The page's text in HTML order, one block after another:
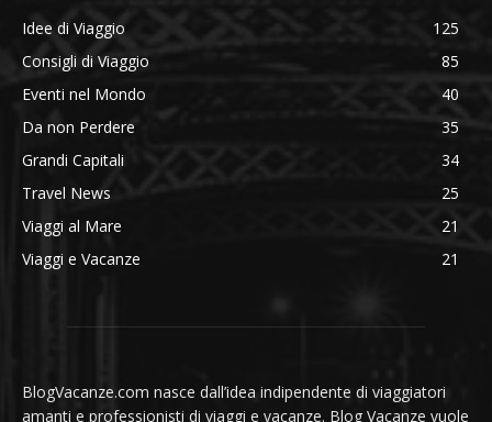
Idee di Viaggio
125
Consigli di Viaggio
85
Eventi nel Mondo
40
Da non Perdere
35
Grandi Capitali
34
Travel News
25
Viaggi al Mare
21
Viaggi e Vacanze
21
BlogVacanze.com nasce dall’idea indipendente di viaggiatori
amanti e professionisti di viaggi e vacanze. Blog Vacanze vuole